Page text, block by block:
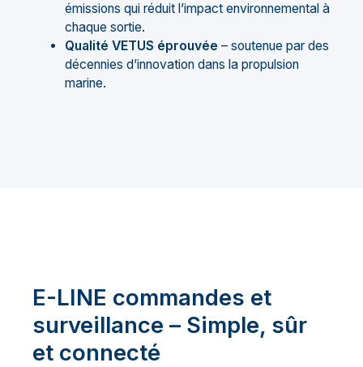
émissions qui réduit l’impact environnemental à
chaque sortie.
Qualité VETUS éprouvée – soutenue par des
décennies d’innovation dans la propulsion
marine.
E-LINE commandes et
surveillance – Simple, sûr
et connecté